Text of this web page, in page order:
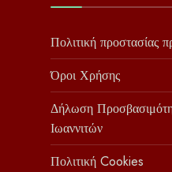
Πολιτική προστασίας
Όροι Χρήσης
Δήλωση
Ιωαννιτών
Πολιτική Cookies